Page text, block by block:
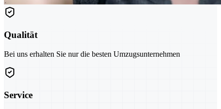
Qualität
Bei uns erhalten Sie nur die besten Umzugsunternehmen
Service